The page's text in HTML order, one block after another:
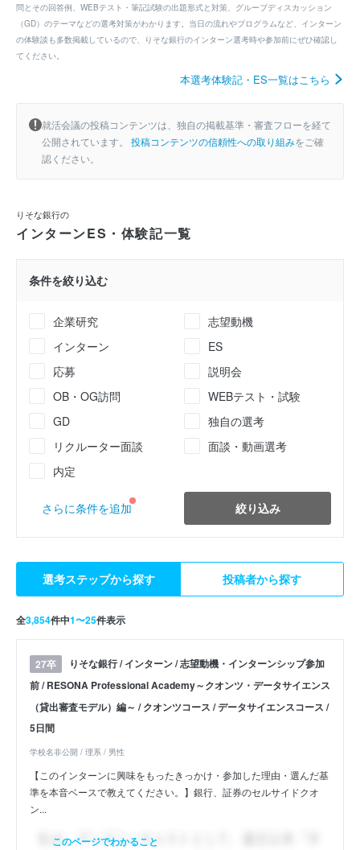
問とその回答例、WEBテスト・筆記試験の出題形式と対策、グループディスカッション
（GD）のテーマなどの選考対策がわかります。当日の流れやプログラムなど、インターン
の体験談も多数掲載しているので、りそな銀行のインターン選考時や参加前にぜひ確認し
てください。
本選考体験記・ES一覧はこちら
就活会議の投稿コンテンツは、独自の掲載基準・審査フローを経て
公開されています。 投稿コンテンツの信頼性への取り組みをご確
認ください。
りそな銀行の
インターンES・体験記一覧
条件を絞り込む
企業研究
志望動機
インターン
ES
応募
説明会
OB・OG訪問
WEBテスト・試験
GD
独自の選考
リクルーター面談
面談・動画選考
内定
さらに条件を追加 絞り込み
選考ステップから探す 投稿者から探す
全3,854件中1〜25件表示
27卒
りそな銀行 / インターン / 志望動機・インターンシップ参加
前 / RESONA Professional Academy～クオンツ・データサイエンス
（貸出審査モデル）編～ / クオンツコース / データサイエンスコース /
5日間
学校名非公開 / 理系 / 男性
【このインターンに興味をもったきっかけ・参加した理由・選んだ基
準を本音ベースで教えてください。】銀行、証券のセルサイドクオ
ン...
このページでわかること